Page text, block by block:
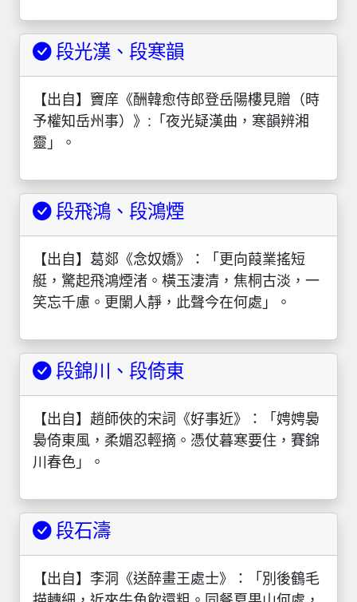
段光漢、段寒韻
【出自】竇庠《酬韓愈侍郎登岳陽樓見贈（時
予權知岳州事）》:「夜光疑漢曲，寒韻辨湘
靈」。
段飛鴻、段鴻煙
【出自】葛郯《念奴嬌》：「更向葭業搖短
艇，驚起飛鴻煙渚。橫玉淒清，焦桐古淡，一
笑忘千慮。更闌人靜，此聲今在何處」。
段錦川、段倚東
【出自】趙師俠的宋詞《好事近》：「娉娉裊
裊倚東風，柔媚忍輕摘。憑仗暮寒要住，賽錦
川春色」。
段石濤
【出自】李洞《送醉畫王處士》：「別後鶴毛